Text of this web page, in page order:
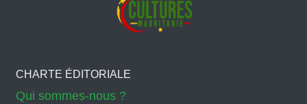
CHARTE ÉDITORIALE
Qui sommes-nous ?